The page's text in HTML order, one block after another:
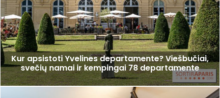
Kur apsistoti Yvelines departamente? Viešbučiai,
svečių namai ir kempingai 78 departamente